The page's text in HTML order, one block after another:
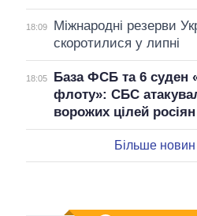
18:09
Міжнародні резерви
скоротилися у липні
18:05
База ФСБ та 6 суден
флоту»: СБС
ворожих цілей росіян
Більше новин